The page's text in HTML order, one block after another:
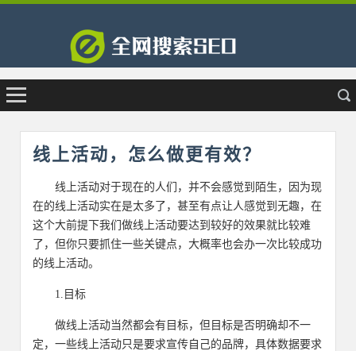
线上活动，怎么做更有效？
线上活动对于现在的人们，并不会感觉到陌生，因为现
在的线上活动实在是太多了，甚至有点让人感觉到无趣，在
这个大前提下我们做线上活动要达到较好的效果就比较难
了，但你只要抓住一些关键点，大概率也会办一次比较成功
的线上活动。
1.目标
做线上活动当然都会有目标，但目标是否明确却不一
定，一些线上活动只是要求宣传自己的品牌，具体数据要求